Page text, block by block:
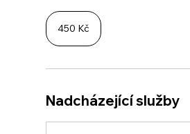
450
českých
korun450 Kč
Nadcházející služby